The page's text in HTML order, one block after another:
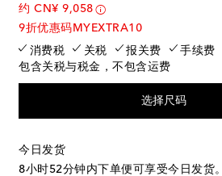
约 CN¥ 9,058
9折优惠码MYEXTRA10
消费税
关税 报关费
手续费
包含关税与税金，不包含运费
选择尺码
今日发货
8小时52分钟内下单便可享受今日发货。